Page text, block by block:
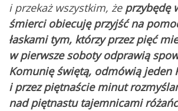
i przekaż wszystkim, żeprzybędę
śmierci obiecuję przyjść na
łaskami tym, którzy przez pięć
w pierwsze soboty odprawią
Komunię świętą, odmówią jeden
i przez piętnaście minut
nad piętnastu tajemnicami